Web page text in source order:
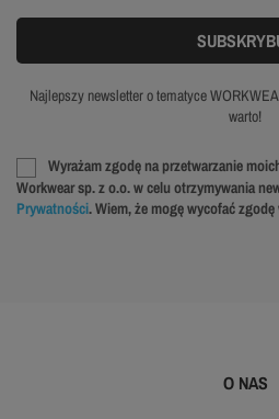
Najlepszy newsletter o tematyce
warto!
Wyrażam zgodę na przetwarzanie
Workwear sp. z o.o. w celu otrzymywania
Prywatności. Wiem, że mogę wycofać
O NAS